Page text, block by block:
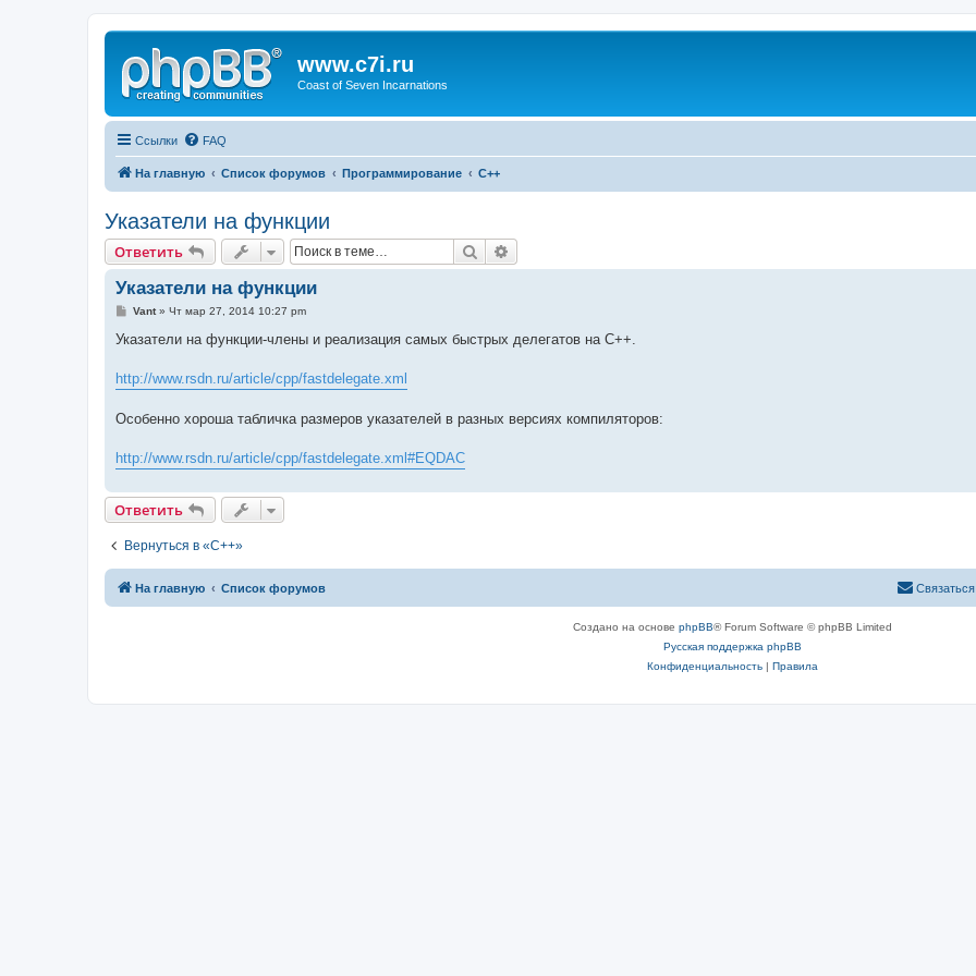
www.c7i.ru
Coast of Seven Incarnations
Ссылки FAQ
На главную Список форумов Программирование C++
Указатели на функции
Ответить Поиск
Указатели на функции
С
о
е
н
е
Vant» Чт мар 27, 2014 10:27 pm
Указатели на функции-члены и реализация самых быстрых делегатов на С++.
http://www.rsdn.ru/article/cpp/fastdelegate.xml
Особенно хороша табличка размеров указателей в разных версиях компиляторов:
http://www.rsdn.ru/article/cpp/fastdelegate.xml#EQDAC
Ответить
Вернуться в «C++»
На главную Список форумов
Создано на основе phpBB® Forum Software © phpBB Limited
Русская поддержка phpBB
Конфиденциальность| Правила